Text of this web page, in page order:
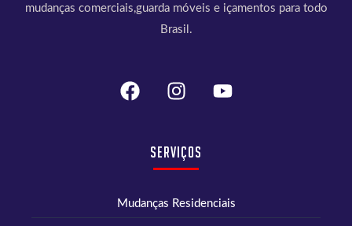
mudanças comerciais,guarda móveis e içamentos para todo
Brasil.
Serviços
Mudanças Residenciais